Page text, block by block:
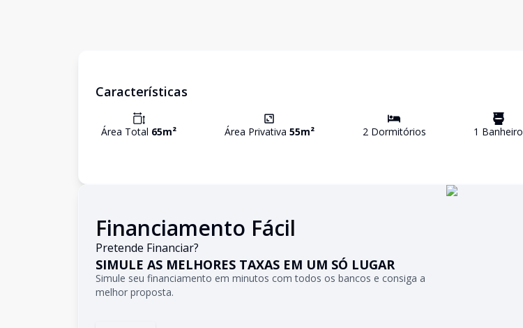
Características
Área Total 65m² Área Privativa 55m² 2Dormitórios 1 Banheiro
Financiamento Fácil
Pretende Financiar?
SIMULE AS MELHORES TAXAS EM UM SÓ LUGAR
Simule seu financiamento em minutos com todos os bancos e consiga a
melhor proposta.